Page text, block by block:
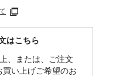
はこちら
、または、ご注文
い上げご希望のお